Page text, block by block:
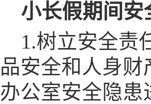
小长假期间
1.树立安全责
品安全和人身财
办公室安全隐